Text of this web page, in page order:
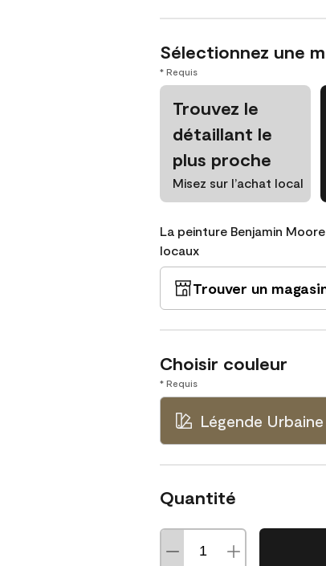
Sélectionnez une
* Requis
Trouvez le
détaillant le
plus proche
Misez sur l’achat local
La peinture Benjamin
locaux
Trouver un
Choisir couleur
* Requis
Légende
Quantité